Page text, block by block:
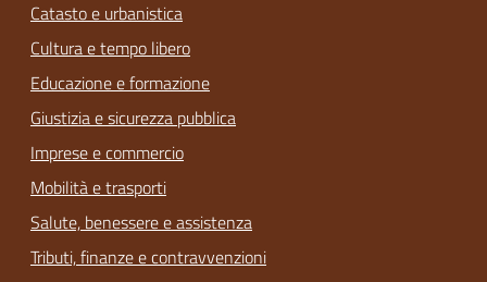
Catasto e urbanistica
Cultura e tempo libero
Educazione e formazione
Giustizia e sicurezza pubblica
Imprese e commercio
Mobilità e trasporti
Salute, benessere e assistenza
Tributi, finanze e contravvenzioni